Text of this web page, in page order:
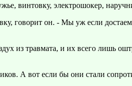
винтовку, электрошокер,
говорит он. - Мы уж если
из травмата, и их всего лишь
А вот если бы они стали